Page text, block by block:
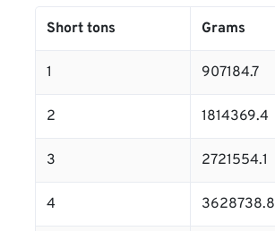
Short tons Grams
1 907184.7
2 1814369.4
3 2721554.1
4 3628738.8